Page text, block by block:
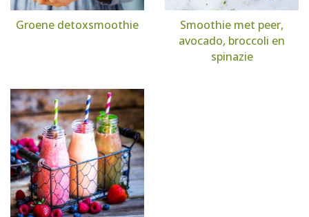
Groene detoxsmoothie
Smoothie met peer,
avocado, broccoli en
spinazie